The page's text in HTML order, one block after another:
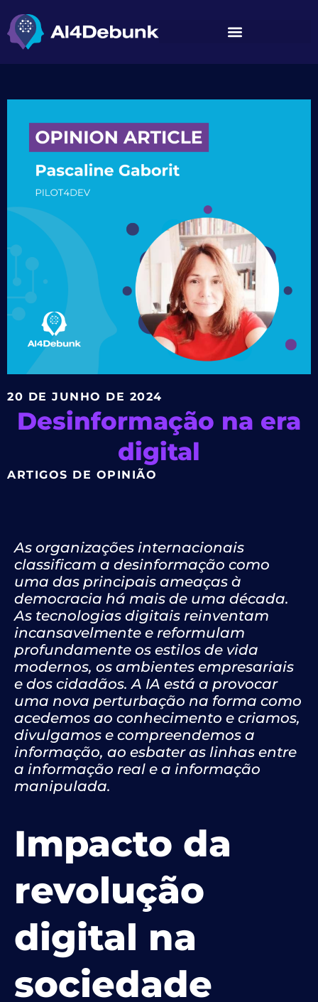
20 DE JUNHO DE 2024
Desinformação na era
digital
ARTIGOS DE OPINIÃO
As organizações internacionais
classificam a desinformação como
uma das principais ameaças à
democracia há mais de uma década.
As tecnologias digitais reinventam
incansavelmente e reformulam
profundamente os estilos de vida
modernos, os ambientes empresariais
e dos cidadãos. A IA está a provocar
uma nova perturbação na forma como
acedemos ao conhecimento e criamos,
divulgamos e compreendemos a
informação, ao esbater as linhas entre
a informação real e a informação
manipulada.
Impacto da
revolução
digital na
sociedade